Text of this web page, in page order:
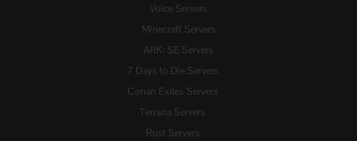
Voice Servers
Minecraft Servers
ARK: SE Servers
7 Days to Die Servers
Conan Exiles Servers
Terraria Servers
Rust Servers